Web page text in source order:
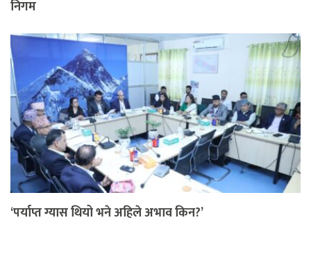
निगम
‘पर्याप्त ग्यास थियो भने अहिले अभाव किन?’